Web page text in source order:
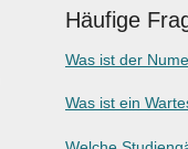
Häufige
Was ist der
Was ist ein